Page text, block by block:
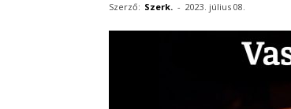
Szerző: Szerk. - 2023. július 08.